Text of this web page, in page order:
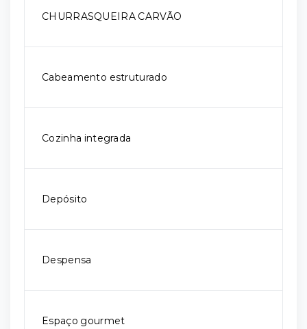
CHURRASQUEIRA CARVÃO
Cabeamento estruturado
Cozinha integrada
Depósito
Despensa
Espaço gourmet